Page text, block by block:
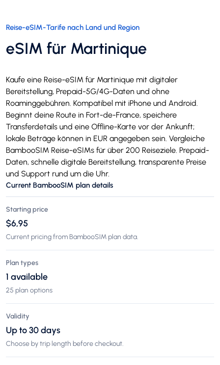
Reise-eSIM-Tarife nach Land und Region
eSIM für Martinique
Kaufe eine Reise-eSIM für Martinique mit digitaler
Bereitstellung, Prepaid-5G/4G-Daten und ohne
Roaminggebühren. Kompatibel mit iPhone und Android.
Beginnt deine Route in Fort-de-France, speichere
Transferdetails und eine Offline-Karte vor der Ankunft;
lokale Beträge können in EUR angegeben sein. Vergleiche
BambooSIM Reise-eSIMs für über 200 Reiseziele. Prepaid-
Daten, schnelle digitale Bereitstellung, transparente Preise
und Support rund um die Uhr.
Current BambooSIM plan details
Starting price
$6,95
Current pricing from BambooSIM plan data.
Plan types
1 available
25 plan options
Validity
Up to 30 days
Choose by trip length before checkout.